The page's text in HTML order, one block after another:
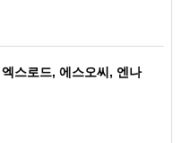
스로드, 에스오씨, 엔나